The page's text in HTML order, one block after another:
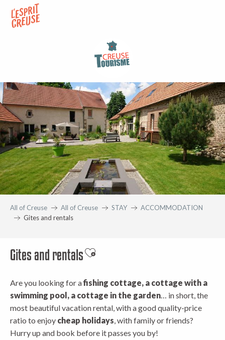
contenu
All of Creuse All of Creuse STAY
ACCOMMODATION
Gites and rentals
Gites and rentalsAjouter aux favoris
Are you looking for afishing cottage, a cottage with a
swimming pool, a cottage in the garden… in short, the
most beautiful vacation rental, with a good quality-price
ratio to enjoy cheap holidays, with family or friends?
Hurry up and book before it passes you by!